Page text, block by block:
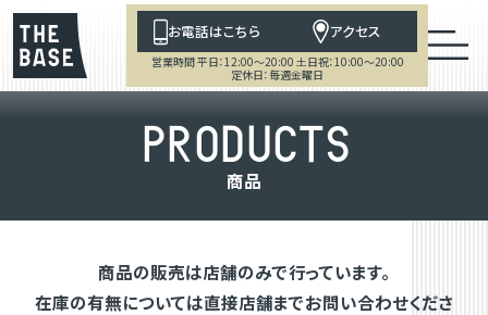
お電話はこちら アクセス
営業時間 平日：12:00～20:00 土日祝：10:00～20:00
定休日：毎週金曜日
PRODUCTS
商品
商品の販売は店舗のみで行っています。
在庫の有無については直接店舗までお問い合わせくださ